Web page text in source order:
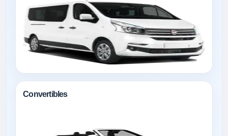
Convertibles